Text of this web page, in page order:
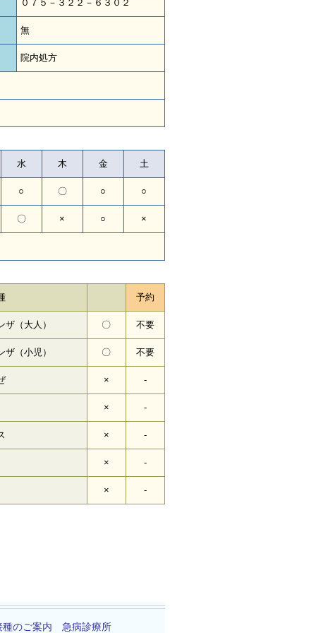
０７５－３２２－６３０２
無
院内処方
水 木 金 土
○ 〇 ○ ○
〇 × ○ ×
予約
ザ（大人） 〇 不要
ザ（小児） 〇 不要
× -
× -
× -
× -
× -
種のご案内 急病診療所